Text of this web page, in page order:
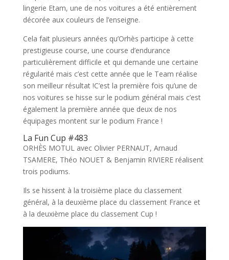
lingerie Etam, une de nos voitures a été entièrement
décorée aux couleurs de l’enseigne.
Cela fait plusieurs années qu’Orhès participe à cette
prestigieuse course, une course d’endurance
particulièrement difficile et qui demande une certaine
régularité mais c’est cette année que le Team réalise
son meilleur résultat !C’est la première fois qu’une de
nos voitures se hisse sur le podium général mais c’est
également la première année que deux de nos
équipages montent sur le podium France !
La Fun Cup #483
ORHÈS MOTUL avec Olivier PERNAUT, Arnaud
TSAMERE, Théo NOUET & Benjamin RIVIERE réalisent
trois podiums.
Ils se hissent à la troisième place du classement
général, à la deuxième place du classement France et
à la deuxième place du classement Cup !